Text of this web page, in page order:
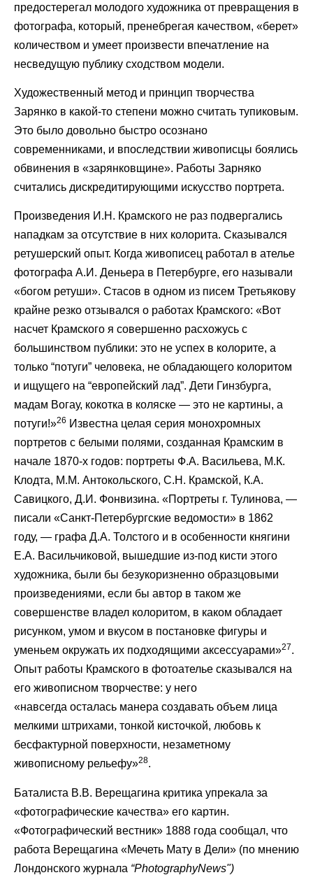
предостерегал молодого художника от превращения в
фотографа, который, пренебрегая качеством, «берет»
количеством и умеет произвести впечатление на
несведущую публику сходством модели.
Художественный метод и принцип творчества
Зарянко в какой-то степени можно считать тупиковым.
Это было довольно быстро осознано
современниками, и впоследствии живописцы боялись
обвинения в «зарянковщине». Работы Зарняко
считались дискредитирующими искусство портрета.
Произведения И.Н. Крамского не раз подвергались
нападкам за отсутствие в них колорита. Сказывался
ретушерский опыт. Когда живописец работал в ателье
фотографа А.И. Деньера в Петербурге, его называли
«богом ретуши». Стасов в одном из писем Третьякову
крайне резко отзывался о работах Крамского: «Вот
насчет Крамского я совершенно расхожусь с
большинством публики: это не успех в колорите, а
только “потуги” человека, не обладающего колоритом
и ищущего на “европейский лад”. Дети Гинзбурга,
мадам Вогау, кокотка в коляске — это не картины, а
потуги!»26 Известна целая серия монохромных
портретов с белыми полями, созданная Крамским в
начале 1870-х годов: портреты Ф.А. Васильева, М.К.
Клодта, М.М. Антокольского, С.Н. Крамской, К.А.
Савицкого, Д.И. Фонвизина. «Портреты г. Тулинова, —
писали «Санкт-Петербургские ведомости» в 1862
году, — графа Д.А. Толстого и в особенности княгини
Е.А. Васильчиковой, вышедшие из-под кисти этого
художника, были бы безукоризненно образцовыми
произведениями, если бы автор в таком же
совершенстве владел колоритом, в каком обладает
рисунком, умом и вкусом в постановке фигуры и
уменьем окружать их подходящими аксессуарами»27.
Опыт работы Крамского в фотоателье сказывался на
его живописном творчестве: у него
«навсегда осталась манера создавать объем лица
мелкими штрихами, тонкой кисточкой, любовь к
бесфактурной поверхности, незаметному
живописному рельефу»28.
Баталиста В.В. Верещагина критика упрекала за
«фотографические качества» его картин.
«Фотографический вестник» 1888 года сообщал, что
работа Верещагина «Мечеть Мату в Дели» (по мнению
Лондонского журнала “PhotographyNews")